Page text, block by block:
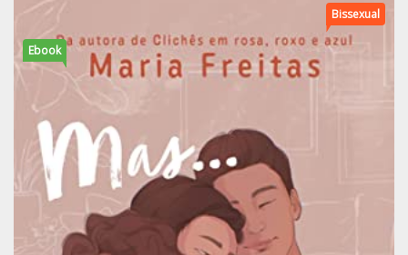
Ebook
Bissexual